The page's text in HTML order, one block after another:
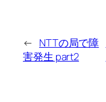
← NTTの局で障
害発生 part2